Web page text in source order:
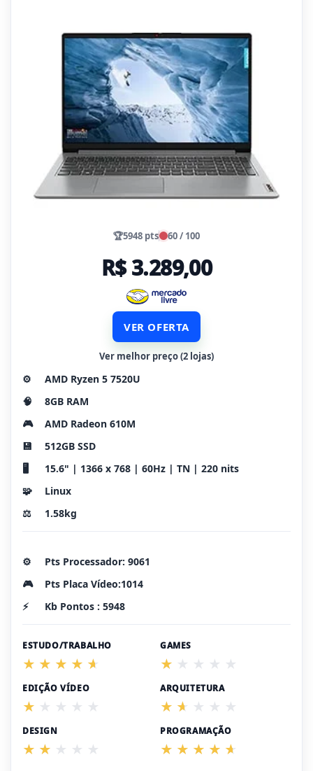
🏆5948 pts 60 / 100
R$ 3.289,00
VER OFERTA
Ver melhor preço (2 lojas)
⚙️
AMD Ryzen 5 7520U
🧠
8GB RAM
🎮
AMD Radeon 610M
💾
512GB SSD
🖥️
15.6" | 1366 x 768 | 60Hz | TN | 220 nits
🧩
Linux
⚖️
1.58kg
⚙️
Pts Processador: 9061
🎮
Pts Placa Vídeo:1014
⚡
Kb Pontos : 5948
ESTUDO/TRABALHO GAMES
EDIÇÃO VÍDEO ARQUITETURA
DESIGN PROGRAMAÇÃO